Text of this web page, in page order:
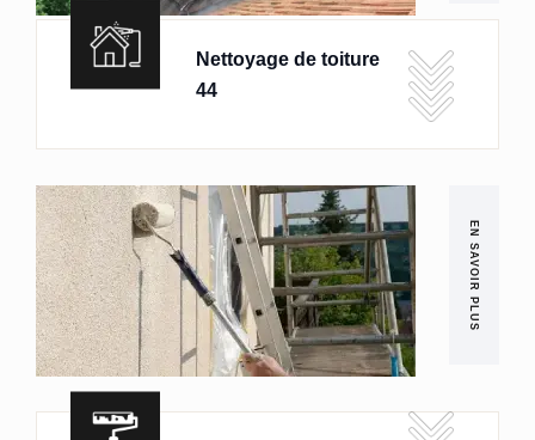
Nettoyage de toiture
44
EN SAVOIR PLUS